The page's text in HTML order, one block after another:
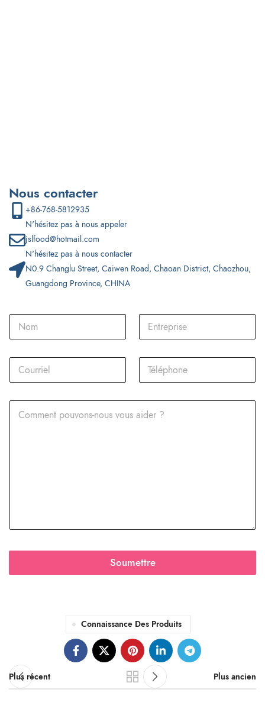
Nous contacter
+86-768-5812935
N'hésitez pas à nous appeler
jslfood@hotmail.com
N'hésitez pas à nous contacter
N0.9 Changlu Street, Caiwen Road, Chaoan District, Chaozhou,
Guangdong Province, CHINA
Soumettre
Connaissance Des Produits
Plus récent Plus ancien